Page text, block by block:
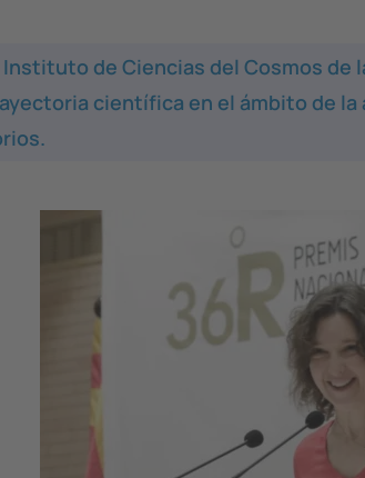
de Ciencias del Cosmos de
científica en el ámbito de